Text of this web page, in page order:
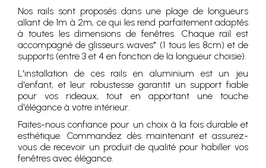
Nos rails sont proposés dans une plage de longueurs
allant de 1m à 2m, ce qui les rend parfaitement adaptés
à toutes les dimensions de fenêtres. Chaque rail est
accompagné de glisseurs waves* (1 tous les 8cm) et de
supports (entre 3 et 4 en fonction de la longueur choisie).
L'installation de ces rails en aluminium est un jeu
d'enfant, et leur robustesse garantit un support fiable
pour vos rideaux, tout en apportant une touche
d'élégance à votre intérieur.
Faites-nous confiance pour un choix à la fois durable et
esthétique. Commandez dès maintenant et assurez-
vous de recevoir un produit de qualité pour habiller vos
fenêtres avec élégance.